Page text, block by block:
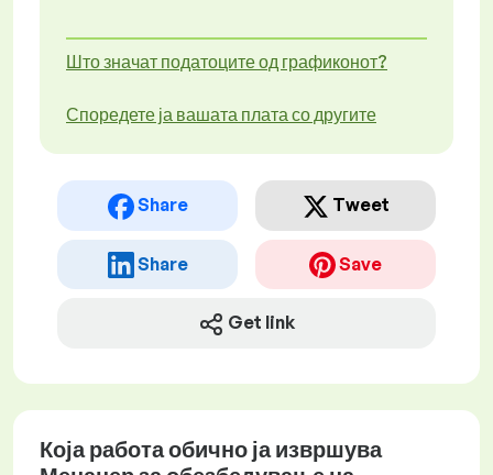
Што значат податоците од графиконот?
Споредете ја вашата плата со другите
Share Tweet
Share Save
Get link
Која работа обично ја извршува